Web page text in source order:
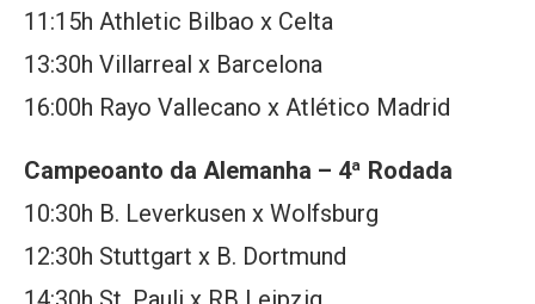
11:15h Athletic Bilbao x Celta
13:30h Villarreal x Barcelona
16:00h Rayo Vallecano x Atlético Madrid
Campeoanto da Alemanha – 4ª Rodada
10:30h B. Leverkusen x Wolfsburg
12:30h Stuttgart x B. Dortmund